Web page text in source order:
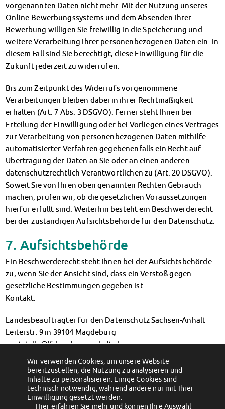
vorgenannten Daten nicht mehr. Mit der Nutzung unseres
Online-Bewerbungssystems und dem Absenden Ihrer
Bewerbung willigen Sie freiwillig in die Speicherung und
weitere Verarbeitung Ihrer personenbezogenen Daten ein. In
diesem Fall sind Sie berechtigt, diese Einwilligung für die
Zukunft jederzeit zu widerrufen.
Bis zum Zeitpunkt des Widerrufs vorgenommene
Verarbeitungen bleiben dabei in ihrer Rechtmäßigkeit
erhalten (Art. 7 Abs. 3 DSGVO). Ferner steht Ihnen bei
Erteilung der Einwilligung oder bei Vorliegen eines Vertrages
zur Verarbeitung von personenbezogenen Daten mithilfe
automatisierter Verfahren gegebenenfalls ein Recht auf
Übertragung der Daten an Sie oder an einen anderen
datenschutzrechtlich Verantwortlichen zu (Art. 20 DSGVO).
Soweit Sie von Ihren oben genannten Rechten Gebrauch
machen, prüfen wir, ob die gesetzlichen Voraussetzungen
hierfür erfüllt sind. Weiterhin besteht ein Beschwerderecht
bei der zuständigen Aufsichtsbehörde für den Datenschutz.
7. Aufsichtsbehörde
Ein Beschwerderecht steht Ihnen bei der Aufsichtsbehörde
zu, wenn Sie der Ansicht sind, dass ein Verstoß gegen
gesetzliche Bestimmungen gegeben ist.
Kontakt:
Landesbeauftragter für den Datenschutz Sachsen-Anhalt
Leiterstr. 9 in 39104 Magdeburg
poststelle@lfd.sachsen-anhalt.de
*Verordnung (EU) 2016/679 (Datenschutz-Grundverordnung)
in der aktuellen Version
Wir verwenden Cookies, um unsere Website
bereitzustellen, die Nutzung zu analysieren und
Inhalte zu personalisieren. Einige Cookies sind
technisch notwendig, während andere nur mit Ihrer
Einwilligung gesetzt werden.
Hier erfahren Sie mehr und können Ihre Auswahl